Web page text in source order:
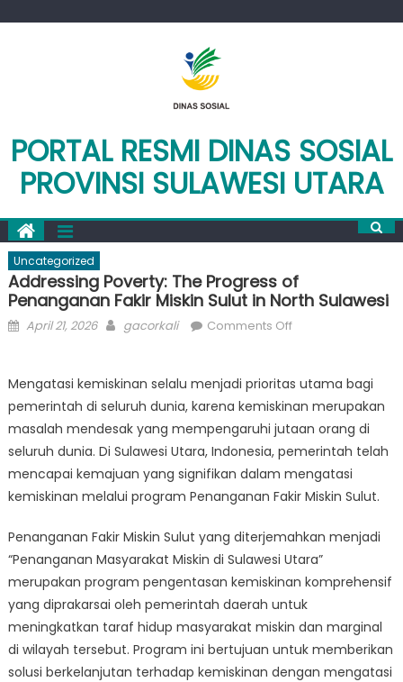
PORTAL RESMI DINAS SOSIAL
PROVINSI SULAWESI UTARA
Uncategorized
Addressing Poverty: The Progress of
Penanganan Fakir Miskin Sulut in North Sulawesi
Posted
April 21, 2026 Author
gacorkali Comments Offon
The
Progress
of
Penanganan
Fakir
Miskin
in
North
Sulawesi
Mengatasi kemiskinan selalu menjadi prioritas utama bagi
pemerintah di seluruh dunia, karena kemiskinan merupakan
masalah mendesak yang mempengaruhi jutaan orang di
seluruh dunia. Di Sulawesi Utara, Indonesia, pemerintah telah
mencapai kemajuan yang signifikan dalam mengatasi
kemiskinan melalui program Penanganan Fakir Miskin Sulut.
Penanganan Fakir Miskin Sulut yang diterjemahkan menjadi
“Penanganan Masyarakat Miskin di Sulawesi Utara”
merupakan program pengentasan kemiskinan komprehensif
yang diprakarsai oleh pemerintah daerah untuk
meningkatkan taraf hidup masyarakat miskin dan marginal
di wilayah tersebut. Program ini bertujuan untuk memberikan
solusi berkelanjutan terhadap kemiskinan dengan mengatasi